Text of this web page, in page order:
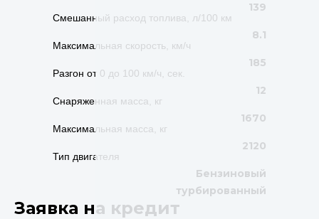
Смешанный расход топлива, л/100 км
Максимальная скорость, км/ч
Разгон от 0 до 100 км/ч, сек.
Снаряженная масса, кг
Максимальная масса, кг
Тип двигателя
139
8.1
185
12
1670
2120
Бензиновый
турбированный
Заявка на кредит